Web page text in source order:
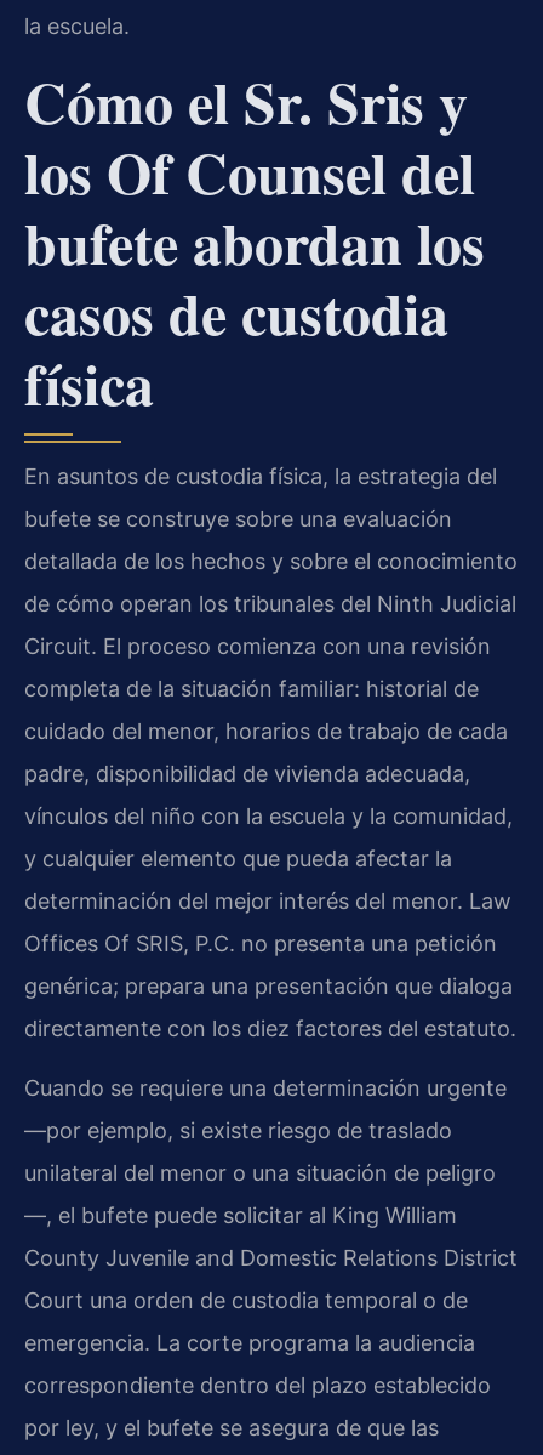
la escuela.
Cómo el Sr. Sris y
los Of Counsel del
bufete abordan los
casos de custodia
física
En asuntos de custodia física, la estrategia del
bufete se construye sobre una evaluación
detallada de los hechos y sobre el conocimiento
de cómo operan los tribunales del Ninth Judicial
Circuit. El proceso comienza con una revisión
completa de la situación familiar: historial de
cuidado del menor, horarios de trabajo de cada
padre, disponibilidad de vivienda adecuada,
vínculos del niño con la escuela y la comunidad,
y cualquier elemento que pueda afectar la
determinación del mejor interés del menor. Law
Offices Of SRIS, P.C. no presenta una petición
genérica; prepara una presentación que dialoga
directamente con los diez factores del estatuto.
Cuando se requiere una determinación urgente
—por ejemplo, si existe riesgo de traslado
unilateral del menor o una situación de peligro
—, el bufete puede solicitar al King William
County Juvenile and Domestic Relations District
Court una orden de custodia temporal o de
emergencia. La corte programa la audiencia
correspondiente dentro del plazo establecido
por ley, y el bufete se asegura de que las